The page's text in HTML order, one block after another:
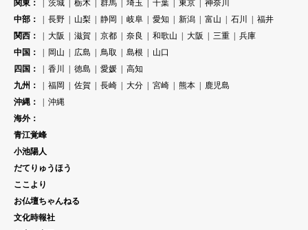
関東：
茨城 栃木 群馬 埼玉 千葉 東京
神奈川
中部：
長野 山梨 静岡 岐阜 愛知 新潟 富山 石川
福井
関西：
大阪 滋賀 京都 奈良 和歌山 大阪 三重
兵庫
中国：
岡山 広島 鳥取 島根
山口
四国：
香川 徳島 愛媛
高知
九州：
福岡 佐賀 長崎 大分 宮崎 熊本
鹿児島
沖縄：
沖縄
海外：
青江覚峰
小池陽人
だてりゅうほう
ここより
お仏壇ちゃんねる
文化時報社